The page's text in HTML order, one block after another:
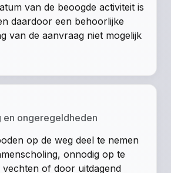
van de beoogde activiteit is
daardoor een behoorlijke
van de aanvraag niet mogelijk
en ongeregeldheden
op de weg deel te nemen
onnodig op te
vechten of door uitdagend